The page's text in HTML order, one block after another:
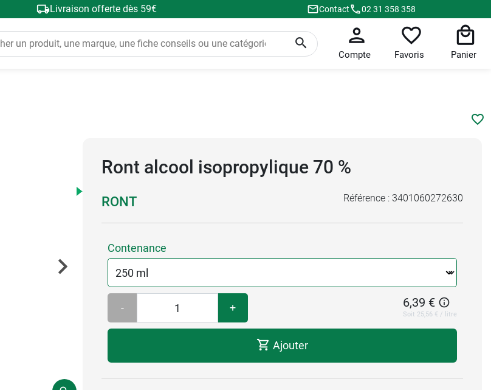
Livraison offerte dès 59€ Contact 02 31 358 358
Compte Favoris Panier
Ront alcool isopropylique 70 %
RONT Référence : 3401060272630
Contenance
- + 6,39 €
Soit 25,56 € / litre
Ajouter